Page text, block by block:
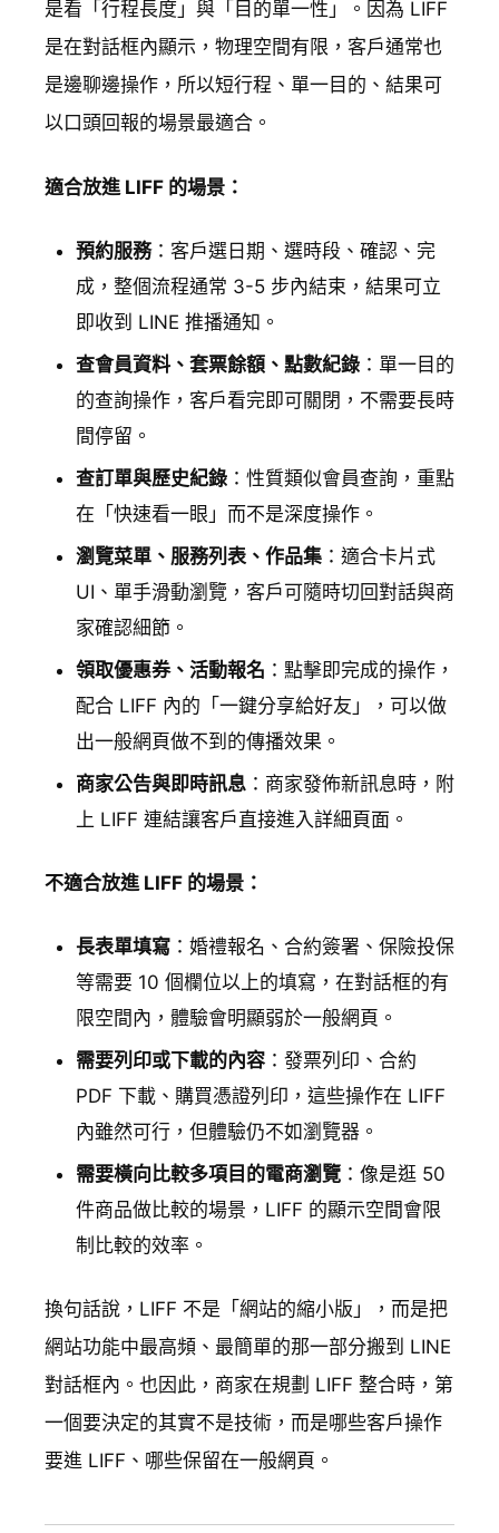
是看「行程長度」與「目的單一性」。因為 LIFF
是在對話框內顯示，物理空間有限，客戶通常也
是邊聊邊操作，所以短行程、單一目的、結果可
以口頭回報的場景最適合。
適合放進 LIFF 的場景：
預約服務：客戶選日期、選時段、確認、完
成，整個流程通常 3-5 步內結束，結果可立
即收到 LINE 推播通知。
查會員資料、套票餘額、點數紀錄 ：單一目的
的查詢操作，客戶看完即可關閉，不需要長時
間停留。
查訂單與歷史紀錄 ：性質類似會員查詢，重點
在「快速看一眼」而不是深度操作。
瀏覽菜單、服務列表、作品集 ：適合卡片式
UI、單手滑動瀏覽，客戶可隨時切回對話與商
家確認細節。
領取優惠券、活動報名 ：點擊即完成的操作，
配合 LIFF 內的「一鍵分享給好友」，可以做
出一般網頁做不到的傳播效果。
商家公告與即時訊息 ：商家發佈新訊息時，附
上 LIFF 連結讓客戶直接進入詳細頁面。
不適合放進 LIFF 的場景：
長表單填寫 ：婚禮報名、合約簽署、保險投保
等需要 10 個欄位以上的填寫，在對話框的有
限空間內，體驗會明顯弱於一般網頁。
需要列印或下載的內容 ：發票列印、合約
PDF 下載、購買憑證列印，這些操作在 LIFF
內雖然可行，但體驗仍不如瀏覽器。
需要橫向比較多項目的電商瀏覽 ：像是逛 50
件商品做比較的場景，LIFF 的顯示空間會限
制比較的效率。
換句話說，LIFF 不是「網站的縮小版」，而是把
網站功能中最高頻、最簡單的那一部分搬到 LINE
對話框內。也因此，商家在規劃 LIFF 整合時，第
一個要決定的其實不是技術，而是哪些客戶操作
要進 LIFF、哪些保留在一般網頁。